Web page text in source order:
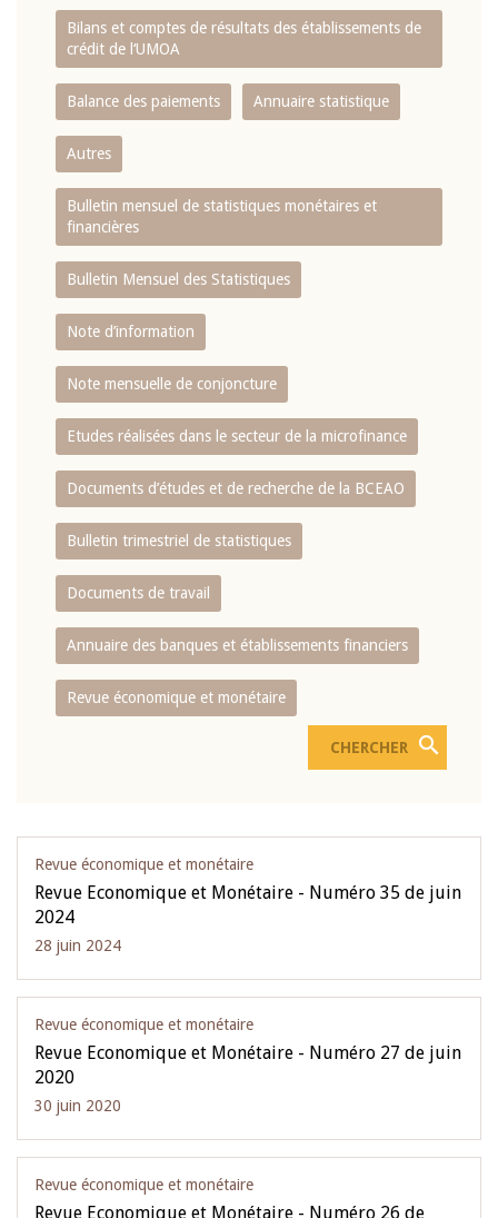
Bilans et comptes de résultats des établissements de
crédit de l‘UMOA
Balance des paiements Annuaire statistique
Autres
Bulletin mensuel de statistiques monétaires et
financières
Bulletin Mensuel des Statistiques
Note d’information
Note mensuelle de conjoncture
Etudes réalisées dans le secteur de la microfinance
Documents d’études et de recherche de la BCEAO
Bulletin trimestriel de statistiques
Documents de travail
Annuaire des banques et établissements financiers
Revue économique et monétaire
Revue économique et monétaire
Revue Economique et Monétaire - Numéro 35 de juin
2024
28 juin 2024
Revue économique et monétaire
Revue Economique et Monétaire - Numéro 27 de juin
2020
30 juin 2020
Revue économique et monétaire
Revue Economique et Monétaire - Numéro 26 de